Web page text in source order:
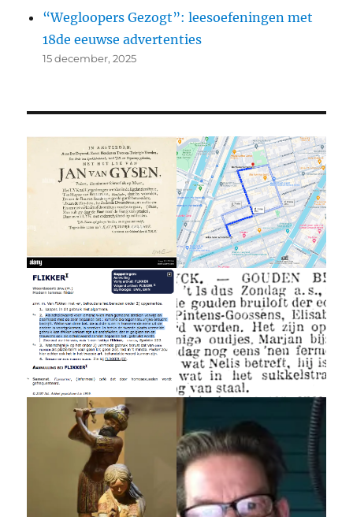
“Wegloopers Gezogt”: leesoefeningen met
18de eeuwse advertenties
15 december, 2025